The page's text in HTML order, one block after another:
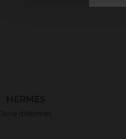
HERMES
Terre d'Hermès